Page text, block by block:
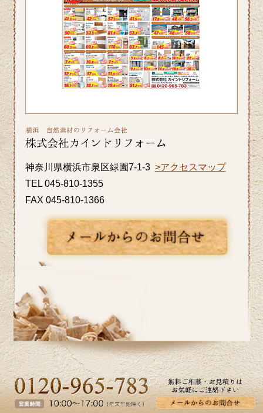
していきたいですね。ホームページでは
横浜市S区T様邸の屋根・外壁のリフォー
ム事例をアップ致しましたのでご覧くだ
さい。カインドリフォームではお見積
り・ご相談を無料で行っております。お
気軽にお問い合わせください。
皆さま、こんにちは。晴れ間の少ない日
横浜市A区K様邸の浴室・内窓のリフォー
ム事例をアップ致しましたのでご覧くだ
さい。カインドリフォームではお見積
り・ご相談を無料で行っております。お
気軽にお問い合わせください。
いよいよ梅雨入りですね。憂鬱な季節だ
からこそ、お家の中では快適に過ごした
いものです。横浜市I区T様邸のキッチン
リフォーム事例をアップ致しましたので
ご覧ください。カインドリフォームでは
お見積り・ご相談を無料で行っておりま
す。お気軽にお問い合わせください。
神奈川県横浜市泉区緑園7-1-3 >アクセスマップ
TEL 045-810-1355
FAX 045-810-1366